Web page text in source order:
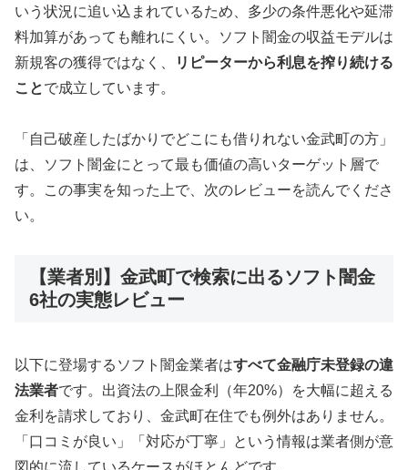
いう状況に追い込まれているため、多少の条件悪化や延滞
料加算があっても離れにくい。ソフト闇金の収益モデルは
新規客の獲得ではなく、
リピーターから利息を搾り続ける
ことで成立しています。
「自己破産したばかりでどこにも借りれない金武町の方」
は、ソフト闇金にとって最も価値の高いターゲット層で
す。この事実を知った上で、次のレビューを読んでくださ
い。
【業者別】金武町で検索に出るソフト闇金
6社の実態レビュー
以下に登場するソフト闇金業者はすべて金融庁未登録の違
法業者です。出資法の上限金利（年20%）を大幅に超える
金利を請求しており、金武町在住でも例外はありません。
「口コミが良い」「対応が丁寧」という情報は業者側が意
図的に流しているケースがほとんどです。